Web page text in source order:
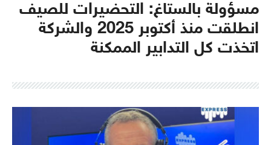
مسؤولة بالستاغ: التحضيرات للصيف
انطلقت منذ أكتوبر 2025 والشركة
اتخذت كل التدابير الممكنة